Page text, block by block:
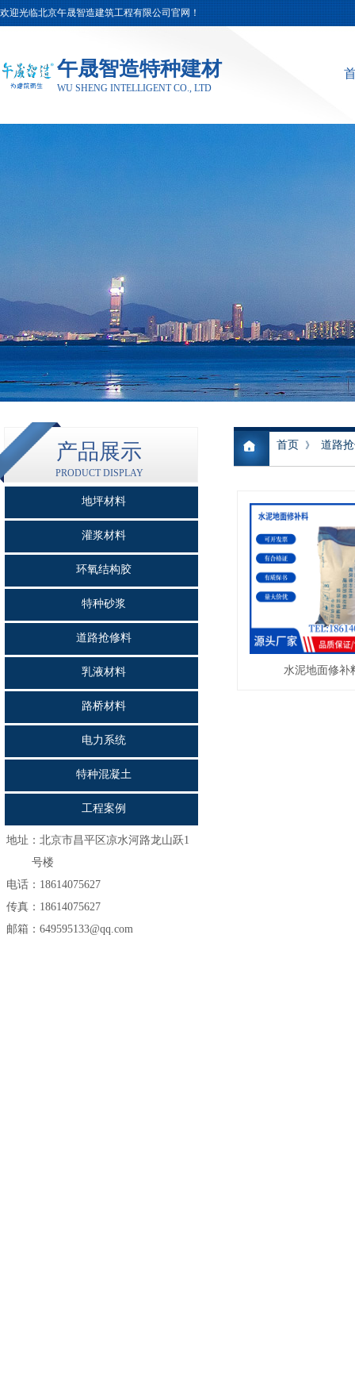
欢迎光临北京午晟智造建筑工程有限公司官网！
午晟智造特种建材
WU SHENG INTELLIGENT CO., LTD
产品展示
PRODUCT DISPLAY
首页 》 道路
地坪材料
灌浆材料
环氧结构胶
特种砂浆
道路抢修料
乳液材料
路桥材料
电力系统
特种混凝土
工程案例
水泥地面修补
地址： 北京市昌平区凉水河路龙山跃1
号楼
电话：18614075627
传真：18614075627
邮箱：649595133@qq.com